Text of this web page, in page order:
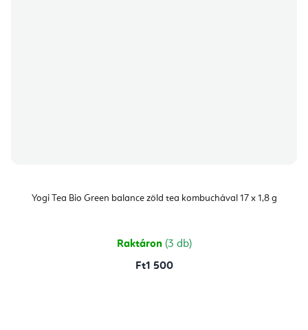
Yogi Tea Bio Green balance zöld tea kombuchával 17 x 1,8 g
Raktáron (3 db)
Ft1 500